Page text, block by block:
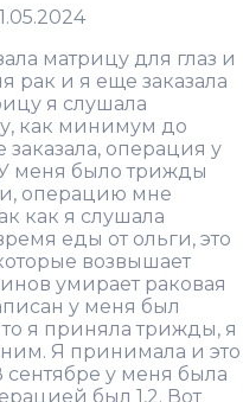
матрицу для глаз и
рак и я еще заказала
я слушала
как минимум до
заказала, операция у
меня было трижды
операцию мне
как я слушала
еды от ольги, это
возвышает
умирает раковая
у меня был
я приняла трижды, я
Я принимала и это
у меня была
был 1,2. Вот